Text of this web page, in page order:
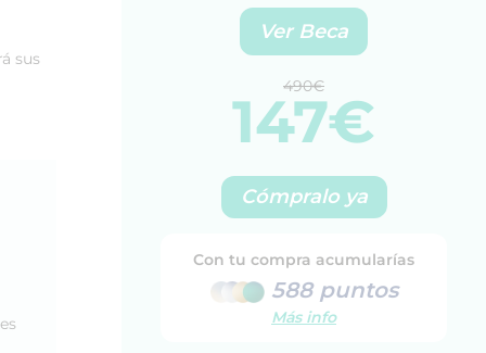
sus
Ver Beca
490€
147€
Cómpralo ya
Con tu compra acumularías
588 puntos
Más info